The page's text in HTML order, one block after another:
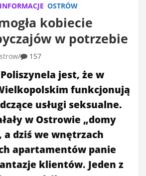
INFORMACJE OSTRÓW
kobiecie
w potrzebie
157
jest, że w
funkcjonują
usługi seksualne.
w Ostrowie „domy
a dziś we wnętrzach
apartamentów panie
klientów. Jeden z